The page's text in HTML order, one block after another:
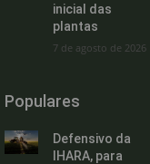
inicial das
plantas
7 de agosto de 2026
Populares
Defensivo da
IHARA, para